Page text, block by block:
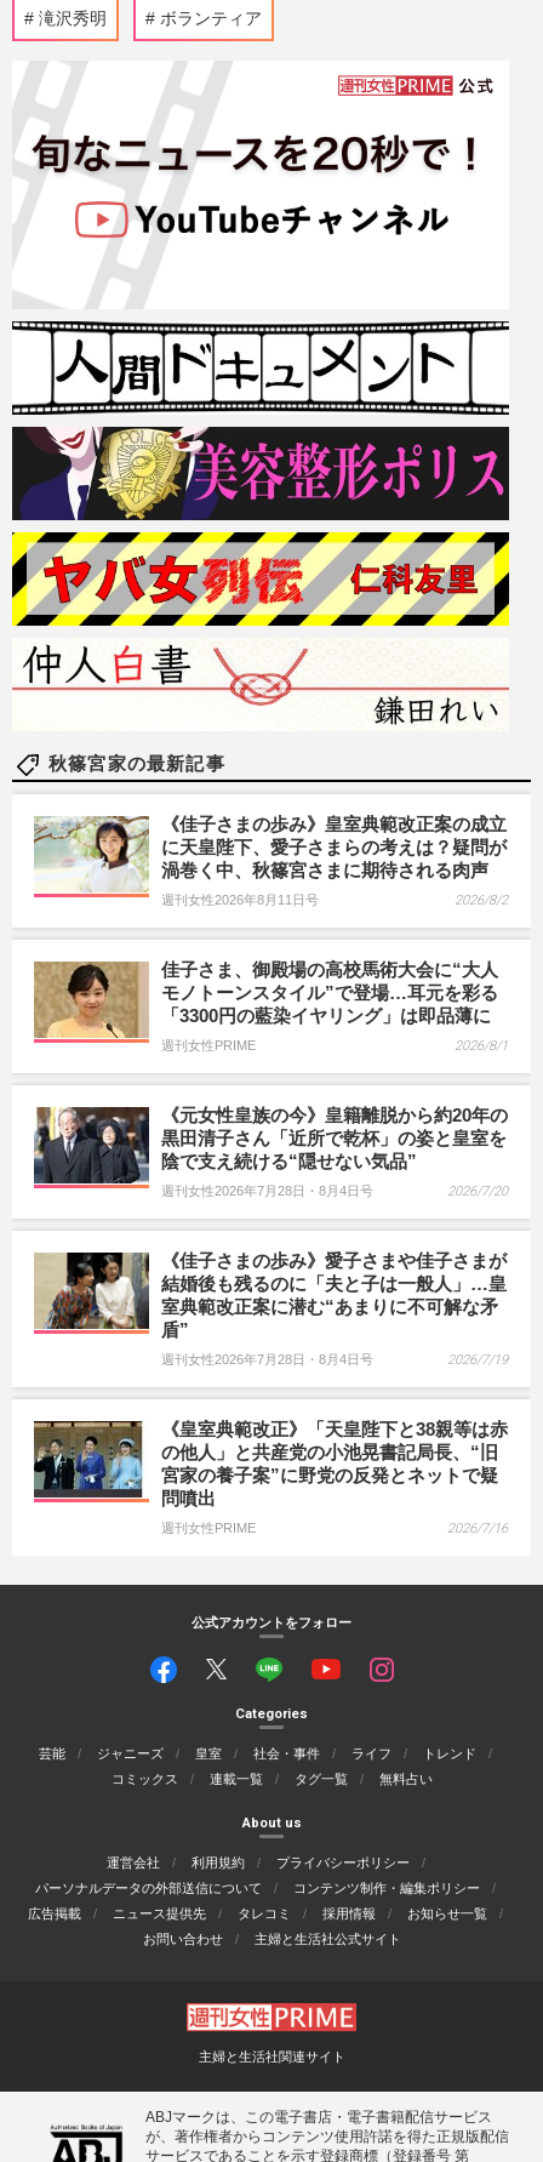
滝沢秀明 ボランティア
秋篠宮家の最新記事
《佳子さまの歩み》皇室典範改正案の成立
に天皇陛下、愛子さまらの考えは？疑問が
渦巻く中、秋篠宮さまに期待される肉声
週刊女性2026年8月11日号 2026/8/2
佳子さま、御殿場の高校馬術大会に“大人
モノトーンスタイル”で登場…耳元を彩る
「3300円の藍染イヤリング」は即品薄に
週刊女性PRIME 2026/8/1
《元女性皇族の今》皇籍離脱から約20年の
黒田清子さん「近所で乾杯」の姿と皇室を
陰で支え続ける“隠せない気品”
週刊女性2026年7月28日・8月4日号 2026/7/20
《佳子さまの歩み》愛子さまや佳子さまが
結婚後も残るのに「夫と子は一般人」…皇
室典範改正案に潜む“あまりに不可解な矛
盾”
週刊女性2026年7月28日・8月4日号 2026/7/19
《皇室典範改正》「天皇陛下と38親等は赤
の他人」と共産党の小池晃書記局長、“旧
宮家の養子案”に野党の反発とネットで疑
問噴出
週刊女性PRIME 2026/7/16
公式アカウントをフォロー
Categories
芸能 ジャニーズ 皇室 社会・事件 ライフ
トレンド
コミックス
連載一覧 タグ一覧 無料占い
About us
運営会社 利用規約
プライバシーポリシー
パーソナルデータの外部送信について
コンテンツ制作・編集ポリシー
広告掲載
ニュース提供先 タレコミ 採用情報
お知らせ一覧
お問い合わせ
主婦と生活社公式サイト
主婦と生活社関連サイト
ABJマークは、この電子書店・電子書籍配信サービス
が、著作権者からコンテンツ使用許諾を得た正規版配信
サービスであることを示す登録商標（登録番号 第